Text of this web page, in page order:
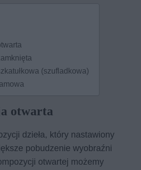
(szufladkowa)
otwarta
dzieła, który nastawiony
pobudzenie wyobraźni
otwartej możemy